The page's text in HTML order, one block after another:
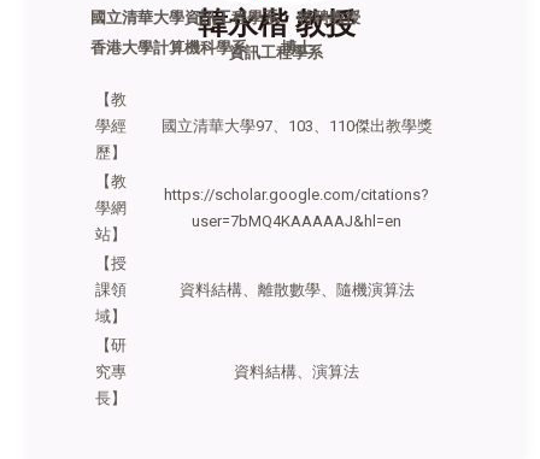
韓永楷 教授
資訊工程學系
國立清華大學資訊工程學系 特聘教授
香港大學計算機科學系 博士
【教
學經
歷】
國立清華大學97、103 、110傑出教學獎
【教
學網
站】
https://scholar.google.com/citations?
user=7bMQ4KAAAAAJ&hl=en
【授
課領
域】
資料結構、離散數學、隨機演算法
【研
究專
長】
資料結構、演算法